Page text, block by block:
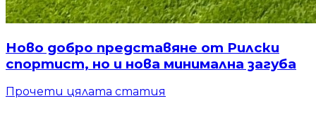
Ново добро представяне от Рилски
спортист, но и нова минимална загуба
Прочети цялата статия